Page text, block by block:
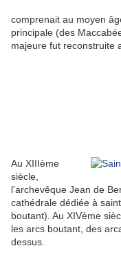
comprenait au moyen
principale (des
majeure fut reconstruite
Au XIIIème
siècle,
l'archevêque Jean de
cathédrale dédiée à
boutant). Au XIVème
les arcs boutant, des
dessus.